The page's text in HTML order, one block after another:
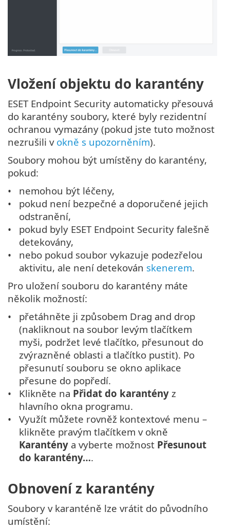
Vložení objektu do karantény
ESET Endpoint Security automaticky přesouvá
do karantény soubory, které byly rezidentní
ochranou vymazány (pokud jste tuto možnost
nezrušili v okně s upozorněním).
Soubory mohou být umístěny do karantény,
pokud:
nemohou být léčeny,
pokud není bezpečné a doporučené jejich
odstranění,
pokud byly ESET Endpoint Security falešně
detekovány,
nebo pokud soubor vykazuje podezřelou
aktivitu, ale není detekován skenerem.
Pro uložení souboru do karantény máte
několik možností:
přetáhněte ji způsobem Drag and drop
(nakliknout na soubor levým tlačítkem
myši, podržet levé tlačítko, přesunout do
zvýrazněné oblasti a tlačítko pustit). Po
přesunutí souboru se okno aplikace
přesune do popředí.
Klikněte na Přidat do karantény z
hlavního okna programu.
Využít můžete rovněž kontextové menu –
klikněte pravým tlačítkem v okně
Karantény a vyberte možnost Přesunout
do karantény….
Obnovení z karantény
Soubory v karanténě lze vrátit do původního
umístění: